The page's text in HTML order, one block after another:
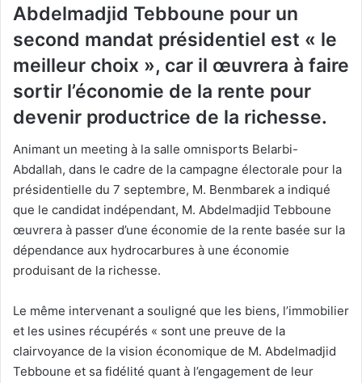
Abdelmadjid Tebboune pour un
second mandat présidentiel est « le
meilleur choix », car il œuvrera à faire
sortir l’économie de la rente pour
devenir productrice de la richesse.
Animant un meeting à la salle omnisports Belarbi-
Abdallah, dans le cadre de la campagne électorale pour la
présidentielle du 7 septembre, M. Benmbarek a indiqué
que le candidat indépendant, M. Abdelmadjid Tebboune
œuvrera à passer d’une économie de la rente basée sur la
dépendance aux hydrocarbures à une économie
produisant de la richesse.
Le même intervenant a souligné que les biens, l’immobilier
et les usines récupérés « sont une preuve de la
clairvoyance de la vision économique de M. Abdelmadjid
Tebboune et sa fidélité quant à l’engagement de leur